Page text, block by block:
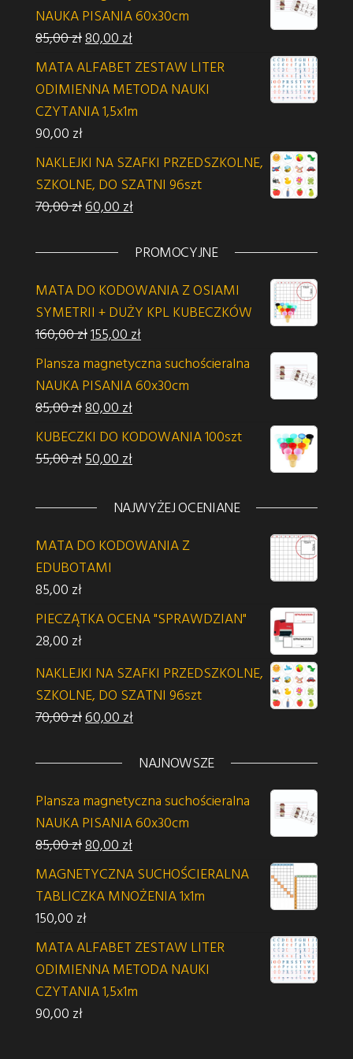
NAUKA PISANIA 60x30cm
85,00złPierwotna cena wynosiła: 85,00 zł.
80,00 złAktualna cena wynosi: 80,00 zł.
MATA ALFABET ZESTAW LITER
ODIMIENNA METODA NAUKI
CZYTANIA 1,5x1m
90,00 zł
NAKLEJKI NA SZAFKI PRZEDSZKOLNE,
SZKOLNE, DO SZATNI 96szt
70,00złPierwotna cena wynosiła: 70,00 zł.
60,00 złAktualna cena wynosi: 60,00 zł.
PROMOCYJNE
MATA DO KODOWANIA Z OSIAMI
SYMETRII + DUŻY KPL KUBECZKÓW
160,00złPierwotna cena wynosiła: 160,00 zł.
155,00 złAktualna cena wynosi: 155,00 zł.
Plansza magnetyczna suchościeralna
NAUKA PISANIA 60x30cm
85,00złPierwotna cena wynosiła: 85,00 zł.
80,00 złAktualna cena wynosi: 80,00 zł.
KUBECZKI DO KODOWANIA 100szt
55,00złPierwotna cena wynosiła: 55,00 zł.
50,00 złAktualna cena wynosi: 50,00 zł.
NAJWYŻEJ OCENIANE
MATA DO KODOWANIA Z
EDUBOTAMI
85,00 zł
PIECZĄTKA OCENA "SPRAWDZIAN"
28,00 zł
NAKLEJKI NA SZAFKI PRZEDSZKOLNE,
SZKOLNE, DO SZATNI 96szt
70,00złPierwotna cena wynosiła: 70,00 zł.
60,00 złAktualna cena wynosi: 60,00 zł.
NAJNOWSZE
Plansza magnetyczna suchościeralna
NAUKA PISANIA 60x30cm
85,00złPierwotna cena wynosiła: 85,00 zł.
80,00 złAktualna cena wynosi: 80,00 zł.
MAGNETYCZNA SUCHOŚCIERALNA
TABLICZKA MNOŻENIA 1x1m
150,00 zł
MATA ALFABET ZESTAW LITER
ODIMIENNA METODA NAUKI
CZYTANIA 1,5x1m
90,00 zł